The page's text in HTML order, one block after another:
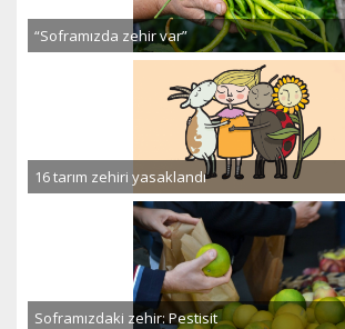
“Soframızda zehir var”
16 tarım zehiri yasaklandı
Soframızdaki zehir: Pestisit